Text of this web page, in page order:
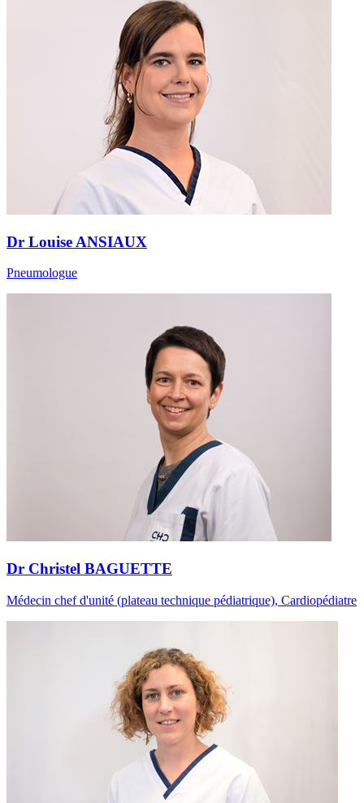
Dr Louise ANSIAUX
Pneumologue
Dr Christel BAGUETTE
Médecin chef d'unité (plateau technique pédiatrique), Cardiopédiatre